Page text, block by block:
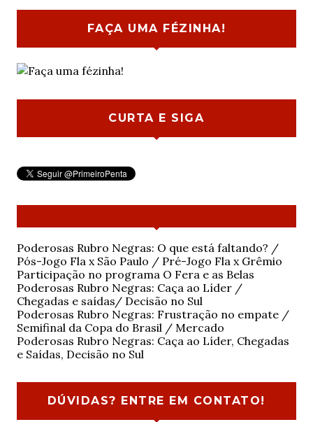
FAÇA UMA FÉZINHA!
CURTA E SIGA
Poderosas Rubro Negras: O que está faltando? /
Pós-Jogo Fla x São Paulo / Pré-Jogo Fla x Grêmio
Participação no programa O Fera e as Belas
Poderosas Rubro Negras: Caça ao Líder /
Chegadas e saídas/ Decisão no Sul
Poderosas Rubro Negras: Frustração no empate /
Semifinal da Copa do Brasil / Mercado
Poderosas Rubro Negras: Caça ao Líder, Chegadas
e Saídas, Decisão no Sul
DÚVIDAS? ENTRE EM CONTATO!